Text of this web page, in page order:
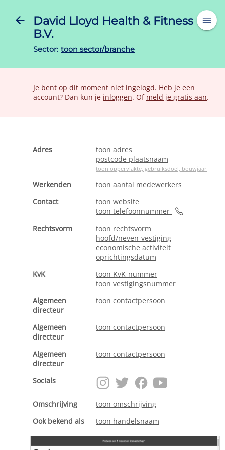
David Lloyd Health & Fitness
B.V.
Sector: toon sector/branche
Je bent op dit moment niet ingelogd. Heb je een
account? Dan kun je inloggen. Of meld je gratis aan.
Adres
toon adres
postcode plaatsnaam
toon oppervlakte, gebruiksdoel, bouwjaar
Werkenden
toon aantal medewerkers
Contact
toon website
toon telefoonnummer
Rechtsvorm
toon rechtsvorm
hoofd/neven-vestiging
economische activiteit
oprichtingsdatum
KvK
toon KvK-nummer
toon vestigingsnummer
Algemeen
directeur
toon contactpersoon
Algemeen
directeur
toon contactpersoon
Algemeen
directeur
toon contactpersoon
Socials
Omschrijving
toon omschrijving
Ook bekend als
toon handelsnaam